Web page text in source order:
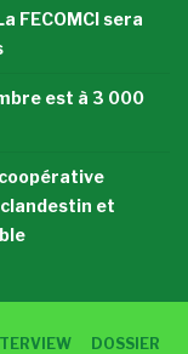
FECOMCI sera
est à 3 000
et
DOSSIER